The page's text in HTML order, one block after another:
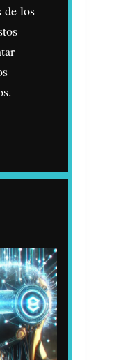
de los